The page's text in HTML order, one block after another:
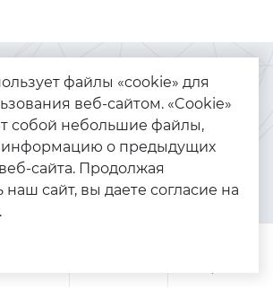
Каталог
Браслеты
Золото
Серебро
файлы «cookie» для
веб-сайтом. «Cookie»
собой небольшие файлы,
о предыдущих
сайта. Продолжая
наш сайт, вы даете согласие на